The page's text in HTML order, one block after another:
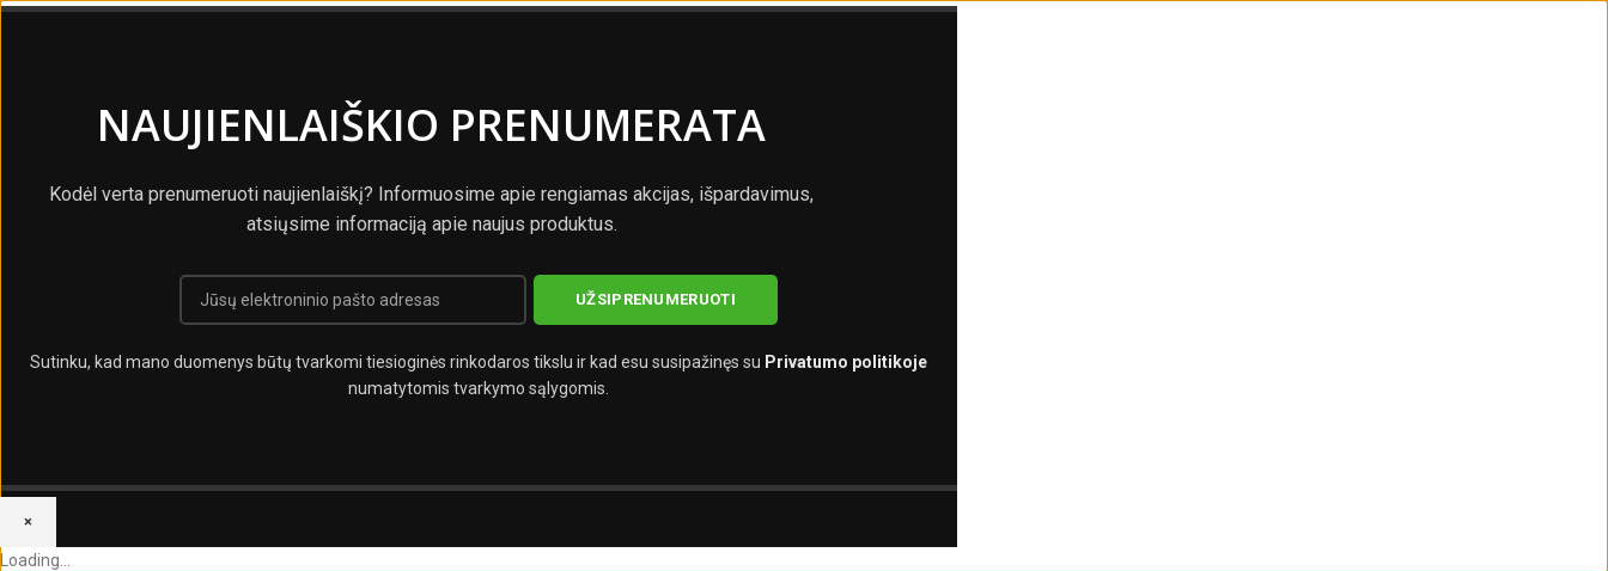
NAUJIENLAIŠKIO PRENUMERATA
Kodėl verta prenumeruoti naujienlaiškį? Informuosime apie rengiamas akcijas, išpardavimus,
atsiųsime informaciją apie naujus produktus.
Sutinku, kad mano duomenys būtų tvarkomi tiesioginės rinkodaros tikslu ir kad esu susipažinęs su Privatumo politikoje
numatytomis tvarkymo sąlygomis.
×
Loading...